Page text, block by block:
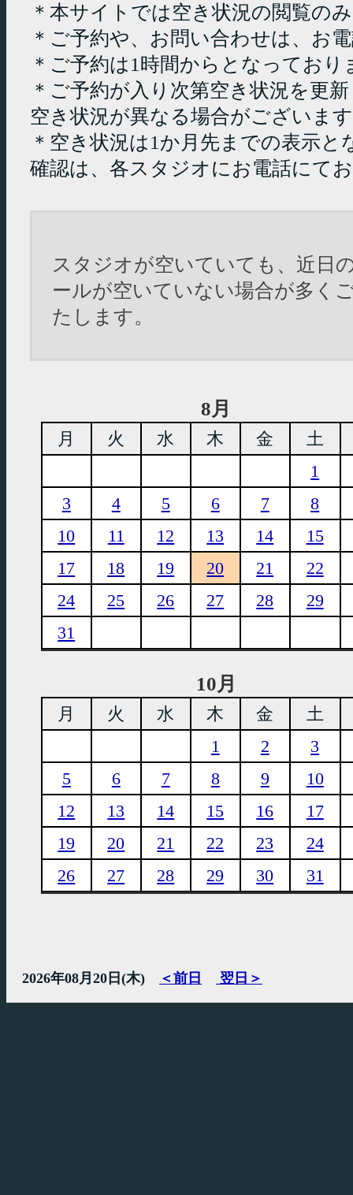
＊本サイトでは空き状況の閲覧の
＊ご予約や、お問い合わせは、お
＊ご予約は1時間からとなっており
＊ご予約が入り次第空き状況を更
空き状況が異なる場合がございま
＊空き状況は1か月先までの表示
確認は、各スタジオにお電話にて
スタジオが空いていても、近日
ールが空いていない場合が多く
たします。
8月
月 火 水 木 金
土
1
3
4 5 6 7
8
10
11 12 13 14
15
17
18 19 20 21
22
24
25 26 27 28
29
31
10月
月 火 水 木 金
土
1
2
3
5
6 7 8 9
10
12
13 14 15 16
17
19
20 21 22 23
24
26
27 28 29 30 31
2026年08月20日(木) ＜前日 翌日＞